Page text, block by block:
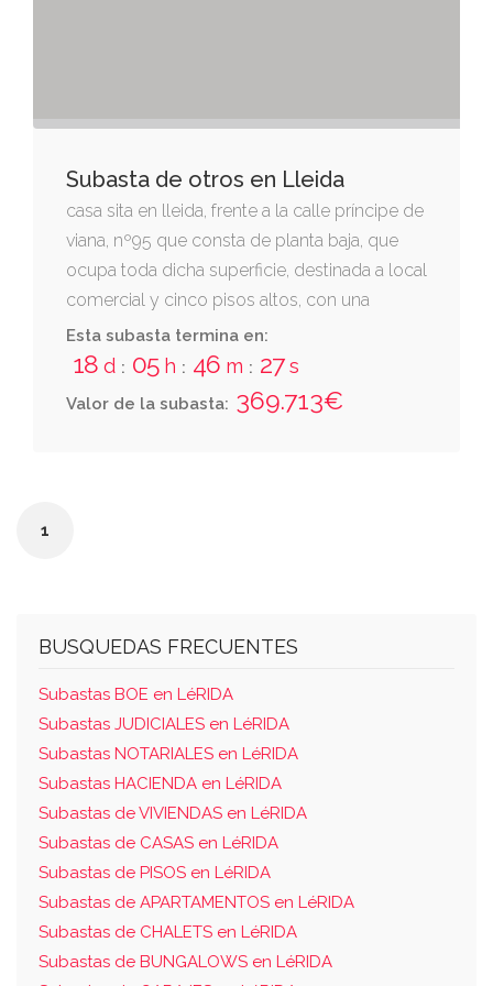
Subasta de otros en Lleida
casa sita en lleida, frente a la calle príncipe de
viana, nº95 que consta de planta baja, que
ocupa toda dicha superficie, destinada a local
comercial y cinco pisos altos, con una
vivienda cada uno
Esta subasta termina en:
18 d : 05 h : 46 m : 26s
Valor de la subasta: 369.713€
1
BUSQUEDAS FRECUENTES
Subastas BOE en LéRIDA
Subastas JUDICIALES en LéRIDA
Subastas NOTARIALES en LéRIDA
Subastas HACIENDA en LéRIDA
Subastas de VIVIENDAS en LéRIDA
Subastas de CASAS en LéRIDA
Subastas de PISOS en LéRIDA
Subastas de APARTAMENTOS en LéRIDA
Subastas de CHALETS en LéRIDA
Subastas de BUNGALOWS en LéRIDA